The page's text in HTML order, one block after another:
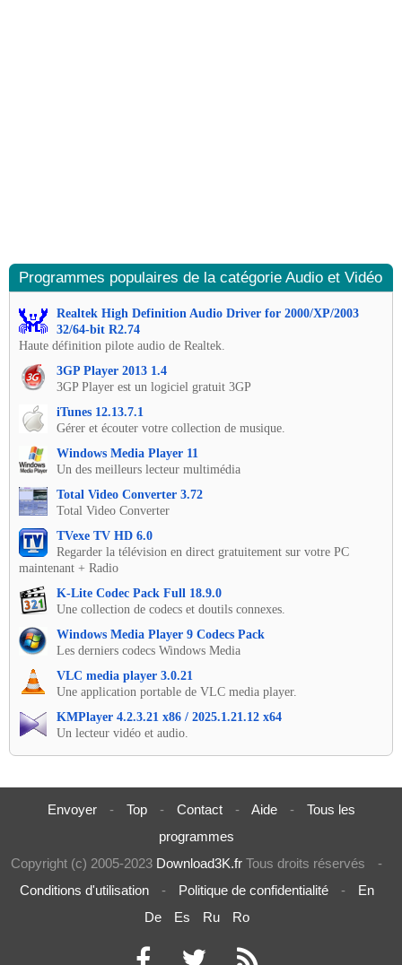
Programmes populaires de la catégorie Audio et Vidéo
Realtek High Definition Audio Driver for 2000/XP/2003
32/64-bit R2.74
Haute définition pilote audio de Realtek.
3GP Player 2013 1.4
3GP Player est un logiciel gratuit 3GP
iTunes 12.13.7.1
Gérer et écouter votre collection de musique.
Windows Media Player 11
Un des meilleurs lecteur multimédia
Total Video Converter 3.72
Total Video Converter
TVexe TV HD 6.0
Regarder la télévision en direct gratuitement sur votre PC
maintenant + Radio
K-Lite Codec Pack Full 18.9.0
Une collection de codecs et doutils connexes.
Windows Media Player 9 Codecs Pack
Les derniers codecs Windows Media
VLC media player 3.0.21
Une application portable de VLC media player.
KMPlayer 4.2.3.21 x86 / 2025.1.21.12 x64
Un lecteur vidéo et audio.
Envoyer - Top - Contact - Aide -
Tous les
programmes
Copyright (c) 2005-2023 Download3K.fr Tous droits réservés
-
Conditions d'utilisation
- Politique de confidentialité -
En
De
Es Ru Ro